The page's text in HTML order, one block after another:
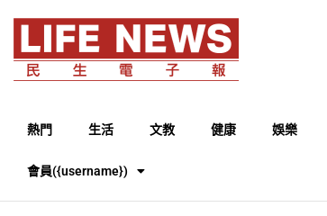
熱門 生活 文教 健康 娛樂
會員({username})